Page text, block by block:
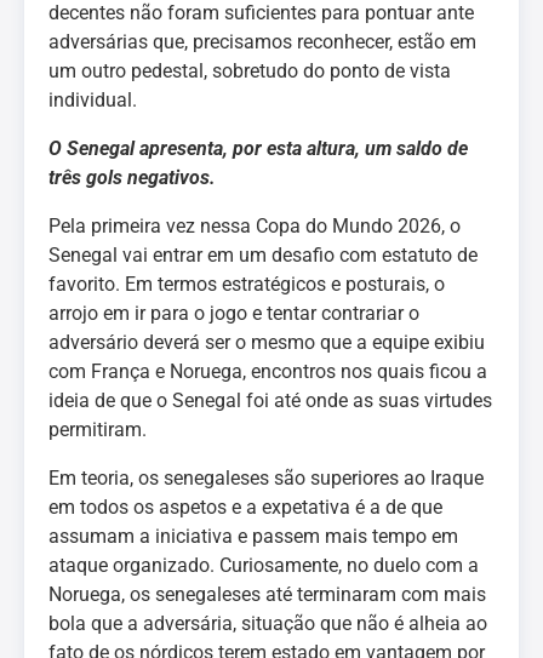
decentes não foram suficientes para pontuar ante
adversárias que, precisamos reconhecer, estão em
um outro pedestal, sobretudo do ponto de vista
individual.
O Senegal apresenta, por esta altura, um saldo de
três gols negativos.
Pela primeira vez nessa Copa do Mundo 2026, o
Senegal vai entrar em um desafio com estatuto de
favorito. Em termos estratégicos e posturais, o
arrojo em ir para o jogo e tentar contrariar o
adversário deverá ser o mesmo que a equipe exibiu
com França e Noruega, encontros nos quais ficou a
ideia de que o Senegal foi até onde as suas virtudes
permitiram.
Em teoria, os senegaleses são superiores ao Iraque
em todos os aspetos e a expetativa é a de que
assumam a iniciativa e passem mais tempo em
ataque organizado. Curiosamente, no duelo com a
Noruega, os senegaleses até terminaram com mais
bola que a adversária, situação que não é alheia ao
fato de os nórdicos terem estado em vantagem por